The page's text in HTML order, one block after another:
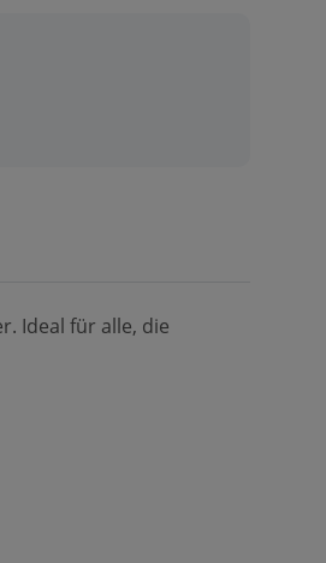
Ideal für alle, die